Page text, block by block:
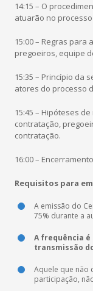
14:15 – O
atuarão no
15:00 – Regras
pregoeiros, equipe
15:35 – Princípio da
atores do processo
15:45 – Hipóteses
contratação,
contratação.
16:00 –
Requisitos para
A emissão do
75% durante a
A frequência
transmissão
Aquele que não
participação,